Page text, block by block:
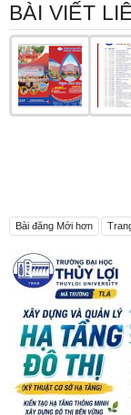
BÀI VIẾT
Bài đăng Mới hơn